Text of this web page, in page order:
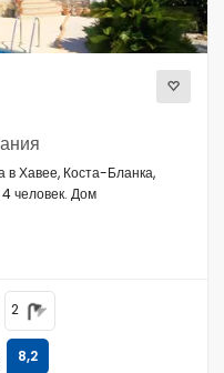
в Хавее, Коста-Бланка,
человек. Дом
2
8,2